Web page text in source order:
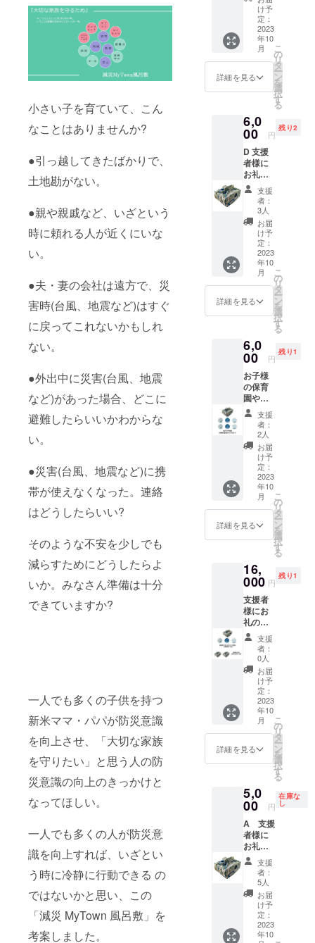
小さい子を育ていて、こん
なことはありませんか?
●引っ越してきたばかりで、
土地勘がない。
●親や親戚など、いざという
時に頼れる人が近くにいな
い。
●夫・妻の会社は遠方で、災
害時(台風、地震など)はすぐ
に戻ってこれないかもしれ
ない。
●外出中に災害(台風、地震
など)があった場合、どこに
避難したらいいかわからな
い。
●災害(台風、地震など)に携
帯が使えなくなった。連絡
はどうしたらいい?
そのような不安を少しでも
減らすためにどうしたらよ
いか。みなさん準備は十分
できていますか?
一人でも多くの子供を持つ
新米ママ・パパが防災意識
を向上させ、「大切な家族
を守りたい」と思う人の防
災意識の向上のきっかけと
なってほしい。
一人でも多くの人が防災意
識を向上すれば、いざとい
う時に冷静に行動できる の
ではないかと思い、この
「減災 MyTown 風呂敷」を
考案しました。
す。 備
考欄に
「お名
前」ま
たは
「ニッ
クネー
い。名
前の記
載を希
望しな
い場合
は「記
載な
し」と
ご記入
くださ
い。 寄
付先に
支援者
一覧と
して紹
介させ
ていた
い場合
も寄付
先に紹
介しま
せん。
寄付金
額（１
口1000
円が５
口また
は1200
円が5口
とす
る）を
越える
リジナ
ルデザ
MyTow
n風呂
敷」を
１施設
に１枚
寄付し
ます。
端数が
出た場
合は、
この活
動の資
金とさ
せてい
ただき
１枚寄
付させ
ていた
だきま
す。 備
考欄に
ご希望
の施設
の施設
住所、
連絡先
を記載
くださ
い。 希
望の施
設に事
前に了
承を得
てくだ
さい。
希望先
に受取
を拒否
された
場合や
記載さ
場合な
どの理
由によ
り返送
された
場合
は、こ
ちらで
選んだ
任意の
施設に
送付し
ます。
支援者
様にお
礼の
メール
へ「減
災
MyTow
n風呂
敷」の
送付は
ありま
せん。
け予
定：
2023
年10
月
詳細を見る
こ
の
リ
タ
ー
ン
を
選
択
す
る
6,0
00 円
残り2
D 支援
者様に
お礼の
メール
と「減
MyTow
n風呂
敷」 １
枚送付
（支援
者様宛
に送付
しま
す。ご
自身で
る方、
支援者
様が大
切な方
に直接
お渡し
したい
方、支
援者様
が希望
する寄
付先に
直接お
渡しし
たい方
は、こ
ちらを
+1000
円寄付
付き
（1000
円分×5
口の寄
付が集
まる毎
に1枚
施設へ
寄付し
す。）
備考欄
に風呂
敷を利
用する
載をお
願いし
ます。
例：本
人（支
援者
様）。
また
は、子
にプレ
ゼン
ト。孫
にプレ
ゼン
支援
者：
3人
お届
け予
定：
2023
年10
月
詳細を見る
こ
の
リ
タ
ー
ン
を
選
択
す
る
6,0
00 円
残り1
お子様
の保育
園や幼
稚園、
こども
園へ寄
付を想
定し、
お友達
と一緒
に参加
するこ
とを想
定して
いま
す。 支
に「減
災
MyTow
n風呂
敷」 １
枚と缶
バッチ
６個送
付しま
す。支
援者様
が代表
で寄付
先へ
「減災
MyTow
n風呂
い。 備
考欄
に、寄
付先を
記入し
てくだ
さい。
保育園
や子育
て支援
施設等
の法人
の場合
は、法
支援
者：
2人
お届
け予
定：
2023
年10
月
詳細を見る
こ
の
リ
タ
ー
ン
を
選
択
す
る
16,
000 円
残り1
支援者
様にお
礼の
メー
ル、オ
リジナ
ル「減
MyTow
n風呂
敷」１
枚と子
育て応
援缶
バッチ3
個を送
のほか
「減災
MyTow
n風呂
敷」２
枚につ
いて
は、お
任せく
ださ
い。こ
ちらが
選んだ
施設へ
支援
者：
0人
お届
け予
定：
2023
年10
月
詳細を見る
こ
の
リ
タ
ー
ン
を
選
択
す
る
5,0
00 円
在庫な
し
A 支援
者様に
お礼の
メール
と「減
MyTow
n風呂
敷」 １
枚送付
（支援
支援
者：
5人
お届
け予
定：
2023
年10